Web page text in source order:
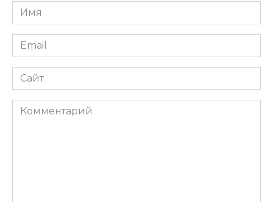
Имя
*
Email
*
Сайт
Комментарий